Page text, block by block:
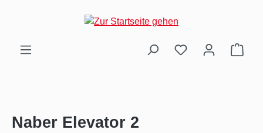
Zum Hauptinhalt springen
Naber Elevator 2